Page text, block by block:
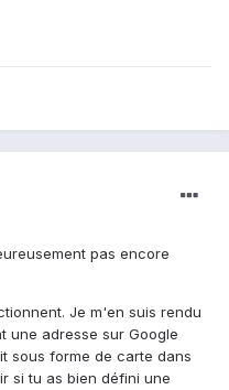
pas encore
Je m'en suis rendu
une adresse sur Google
sous forme de carte dans
si tu as bien défini une